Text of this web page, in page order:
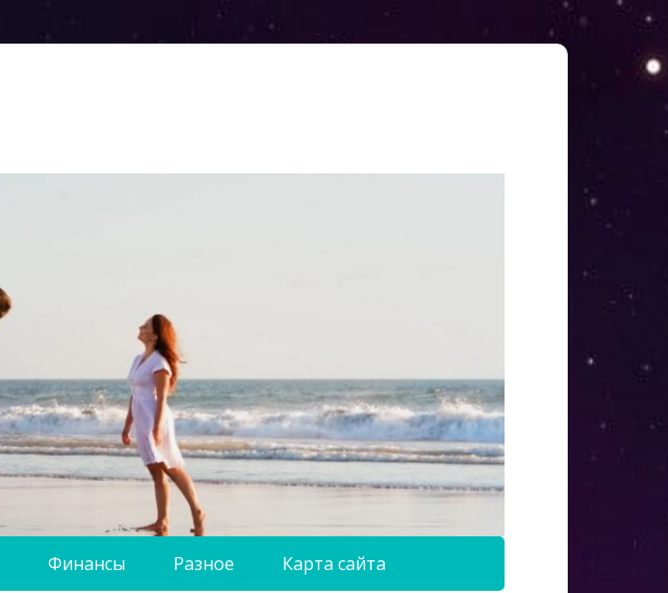
Финансы Разное Карта сайта